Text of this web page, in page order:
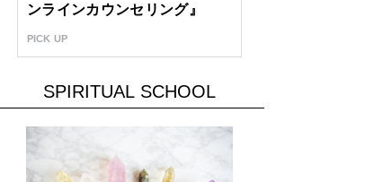
ンラインカウンセリング』
PICK UP
SPIRITUAL SCHOOL